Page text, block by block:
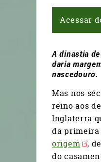
Acessar
A dinastia
daria
nascedouro.
Mas nos
reino aos
Inglaterra
da primeira
origem
,
do